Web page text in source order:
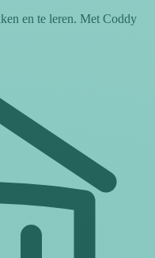
en te leren. Met Coddy